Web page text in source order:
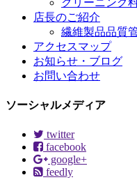
クリーニング
店長のご紹介
繊維製品品質
アクセスマップ
お知らせ・ブログ
お問い合わせ
ソーシャルメディア
twitter
facebook
google+
feedly